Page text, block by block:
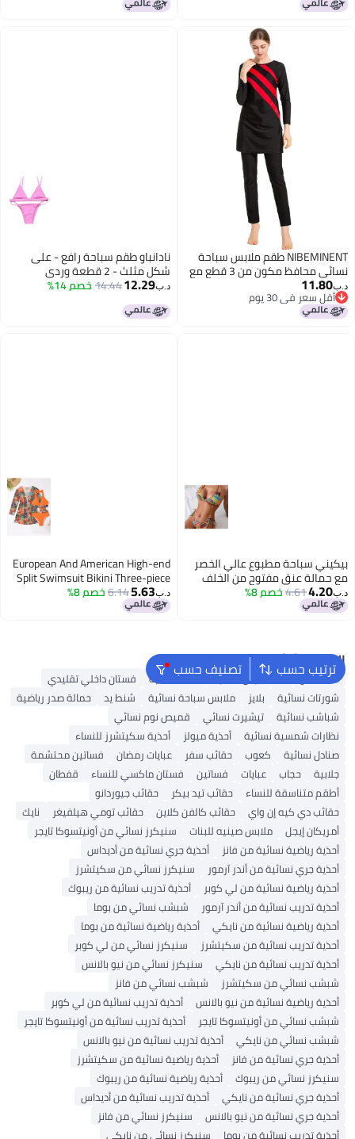
و تنورة للبحر
NIBEMINENT طقم ملابس سباحة
نسائي محافظ مكون من 3 قطع مع
تصميم مقسوم لحماية من الشمس،
تنورة شاطئية
د.ب‏11.80
أقل سعر في 30 يوم
أقل سعر في 30 يوم
نادانباو طقم سباحة رافع - على
شكل مثلث - 2 قطعة وردي
د.ب‏12.29
14.44خصم 14%
بيكيني سباحة مطبوع عالي الخصر
مع حمالة عنق مفتوح من الخلف
للنساء، ملابس رياضية مائية للنساء
د.ب‏4.20
4.61خصم 8%
European And American High-end
Split Swimsuit Bikini Three-piece
Set Deep V-wrapped Chest Mid-
length Printed Blouse Beach Style
د.ب‏5.63
6.14خصم 8%
ترتيب حسب تصنيف حسب البحث الشائع
شنط ألدو شنط جيس نسائية شنط نسائية
فستان داخلي تقليدي
شورتات نسائية
بلايز ملابس سباحة نسائية شنط يد
حمالة صدر رياضية
شباشب نسائية
تيشيرت نسائي
قميص نوم نسائي
نظارات شمسية نسائية
أحذية ميولز
أحذية سكيتشرز للنساء
صنادل نسائية
كعوب حقائب سفر عبايات رمضان
فساتين محتشمة
جلابية
حجاب عبايات فساتين فستان ماكسي للنساء
قفطان
أطقم متناسقة للنساء
حقائب تيد بيكر
حقائب جيوردانو
حقائب دي كيه إن واي
حقائب كالفن كلاين حقائب تومي هيلفيغر
نايك
أمريكان إيجل
ملابس صينيه للبنات
سنيكرز نسائي من أونيتسوكا تايجر
أحذية رياضية نسائية من فانز
أحذية جري نسائية من أديداس
أحذية جري نسائية من أندر آرمور
سنيكرز نسائي من سكيتشرز
أحذية رياضية نسائية من لي كوبر
أحذية تدريب نسائية من ريبوك
أحذية تدريب نسائية من أندر آرمور
شبشب نسائي من بوما
أحذية رياضية نسائية من نايكي
أحذية رياضية نسائية من بوما
أحذية تدريب نسائية من سكيتشرز
سنيكرز نسائي من لي كوبر
أحذية تدريب نسائية من نايكي
سنيكرز نسائي من نيو بالانس
شبشب نسائي من سكيتشرز
شبشب نسائي من فانز
أحذية رياضية نسائية من نيو بالانس
أحذية تدريب نسائية من لي كوبر
شبشب نسائي من أونيتسوكا تايجر
أحذية تدريب نسائية من أونيتسوكا تايجر
شبشب نسائي من نايكي
أحذية تدريب نسائية من نيو بالانس
أحذية جري نسائية من فانز
أحذية رياضية نسائية من سكيتشرز
سنيكرز نسائي من ريبوك
أحذية رياضية نسائية من ريبوك
أحذية جري نسائية من نايكي
أحذية تدريب نسائية من أديداس
أحذية جري نسائية من نيو بالانس
سنيكرز نسائي من فانز
أحذية تدريب نسائية من بوما
سنيكرز نسائي من نايكي